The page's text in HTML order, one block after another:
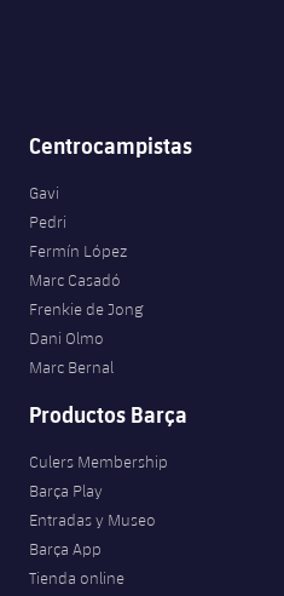
Centrocampistas
Gavi
Pedri
Fermín López
Marc Casadó
Frenkie de Jong
Dani Olmo
Marc Bernal
Productos Barça
Culers Membership
Barça Play
Entradas y Museo
Barça App
Tienda online